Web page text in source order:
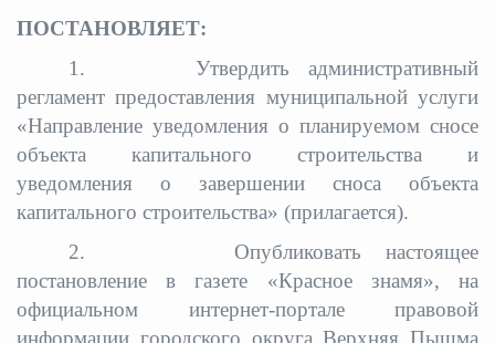
ПОСТАНОВЛЯЕТ:
1. Утвердить административный
регламент предоставления муниципальной услуги
«Направление уведомления о планируемом сносе
объекта капитального строительства и
уведомления о завершении сноса объекта
капитального строительства» (прилагается).
2. Опубликовать настоящее
постановление в газете «Красное знамя», на
официальном интернет-портале правовой
информации городского округа Верхняя Пышма